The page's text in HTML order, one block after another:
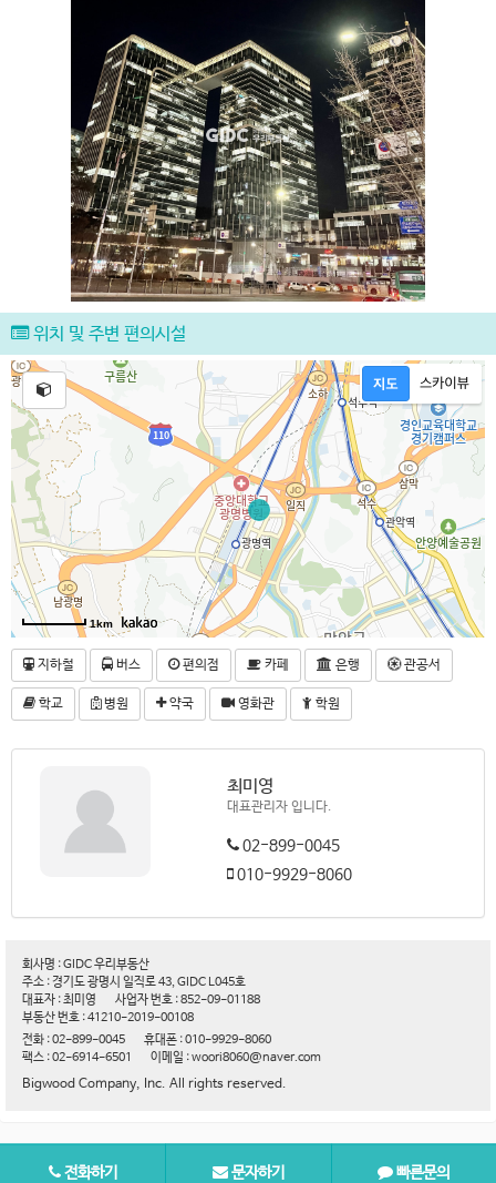
위치 및 주변 편의시설
1km
지하철 버스 편의점 카페 은행 관공서
학교 병원 약국 영화관 학원
최미영
대표관리자 입니다.
02-899-0045
010-9929-8060
회사명 : GIDC 우리부동산
주소 : 경기도 광명시 일직로 43, GIDC L045호
대표자 : 최미영
사업자 번호 : 852-09-01188
부동산 번호 : 41210-2019-00108
전화 : 02-899-0045
휴대폰 : 010-9929-8060
팩스 : 02-6914-6501
이메일 : woori8060@naver.com
Bigwood Company, Inc. All rights reserved.
전화하기 문자하기 빠른문의